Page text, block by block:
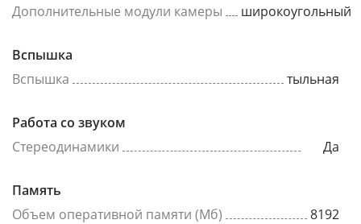
Дополнительные модули камеры
широкоугольный
Вспышка
Вспышка
тыльная
Работа со звуком
Стереодинамики
Да
Память
Объем оперативной памяти (Мб)
8192